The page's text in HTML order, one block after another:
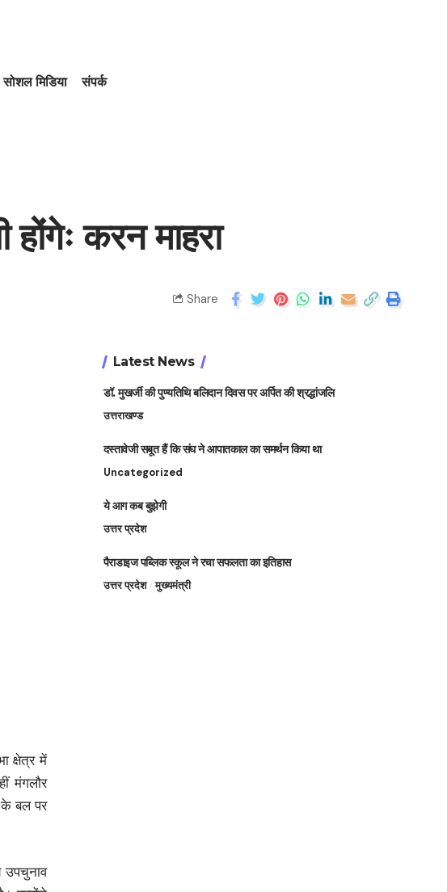
सोशल मिडिया संपर्क
करन माहरा
Share
क्षेत्र में
मंगलौर
के बल पर
उपचुनाव
Latest News
डॉ. मुखर्जी की पुण्यतिथि बलिदान दिवस पर अर्पित की श्रद्धांजलि
उत्तराखण्ड
दस्तावेजी सबूत हैं कि संघ ने आपातकाल का समर्थन किया था
Uncategorized
ये आग कब बुझेगी
उत्तर प्रदेश
पैराडाइज पब्लिक स्कूल ने रचा सफलता का इतिहास
उत्तर प्रदेश मुख्यमंत्री